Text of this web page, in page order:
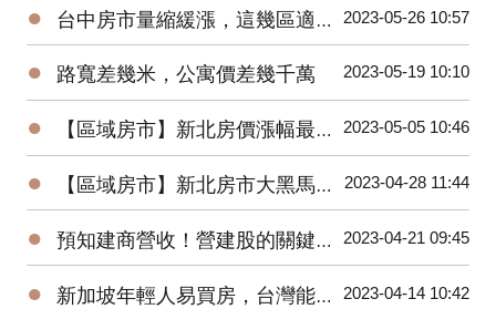
● 台中房市量縮緩漲，這幾區適合進場！台中海線 | 水湳 | 烏日 | 北屯 | 台中市政府 2023-05-26 10:57
● 路寬差幾米，公寓價差幾千萬 2023-05-19 10:10
● 【區域房市】新北房價漲幅最高–土城暫緩重劃區 2023-05-05 10:46
● 【區域房市】新北房市大黑馬！土城區房價上漲的三大原因？ 2023-04-28 11:44
● 預知建商營收！營建股的關鍵指標與操作秘訣 2023-04-21 09:45
● 新加坡年輕人易買房，台灣能借鏡？房市回溫？住商徐佳馨獨家分析 2023-04-14 10:42